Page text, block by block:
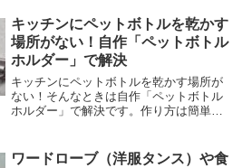
組み合わせもあまり日本向けとは言えま
せん。
キッチンにペットボトルを乾かす
場所がない！自作「ペットボトル
ホルダー」で解決
キッチンにペットボトルを乾かす場所が
ない！そんなときは自作「ペットボトル
ホルダー」で解決です。作り方は簡単。
ワードローブ（洋服タンス）や食